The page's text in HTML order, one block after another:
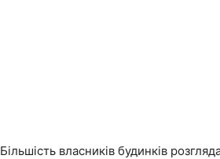
Більшість власників будинків